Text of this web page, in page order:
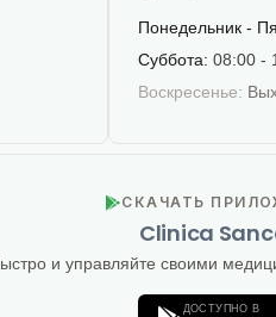
Понедельник -
Суббота: 08:00 -
Воскресенье:
СКАЧАТЬ
Clinica
и управляйте своими
ДОСТУПНО В